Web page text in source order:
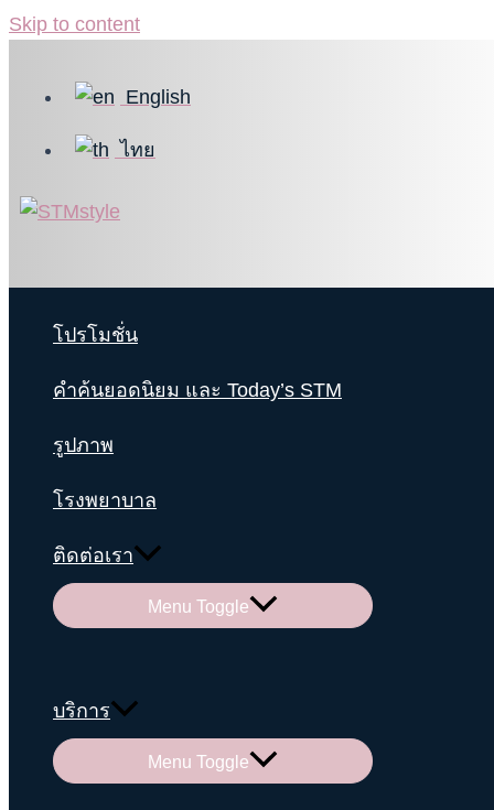
Skip to content
English
ไทย
โปรโมชั่น
คำค้นยอดนิยม และ Today’s STM
รูปภาพ
โรงพยาบาล
ติดต่อเรา
Menu Toggle
บริการ
Menu Toggle